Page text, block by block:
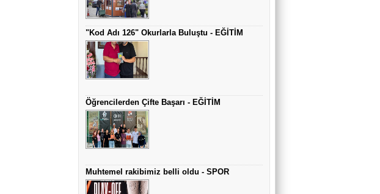
"Kod Adı 126" Okurlarla Buluştu - EĞİTİM
Öğrencilerden Çifte Başarı - EĞİTİM
Muhtemel rakibimiz belli oldu - SPOR